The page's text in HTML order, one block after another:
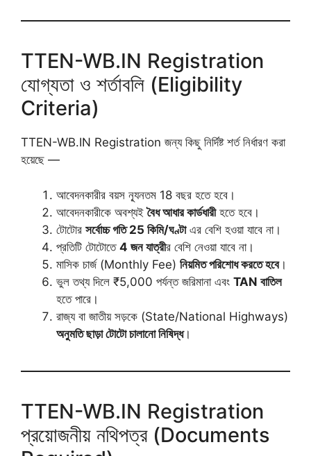
TTEN-WB.IN Registration
যোগ্যতা ও শর্তাবলি (Eligibility
Criteria)
TTEN-WB.IN Registration জন্য কিছু নির্দিষ্ট শর্ত নির্ধারণ করা
হয়েছে —
আবেদনকারীর বয়স ন্যূনতম 18 বছর হতে হবে।
আবেদনকারীকে অবশ্যইবৈধ আধার কার্ডধারীহতে হবে।
টোটোর সর্বোচ্চ গতি 25 কিমি/ঘণ্টাএর বেশি হওয়া যাবে না।
প্রতিটি টোটোতে 4 জন যাত্রীর বেশি নেওয়া যাবে না।
মাসিক চার্জ (Monthly Fee) নিয়মিত পরিশোধ করতে হবে।
ভুল তথ্য দিলে ₹5,000 পর্যন্ত জরিমানা এবং TAN বাতিল
হতে পারে।
রাজ্য বা জাতীয় সড়কে (State/National Highways)
অনুমতি ছাড়া টোটো চালানো নিষিদ্ধ।
TTEN-WB.IN Registration
প্রয়োজনীয় নথিপত্র (Documents